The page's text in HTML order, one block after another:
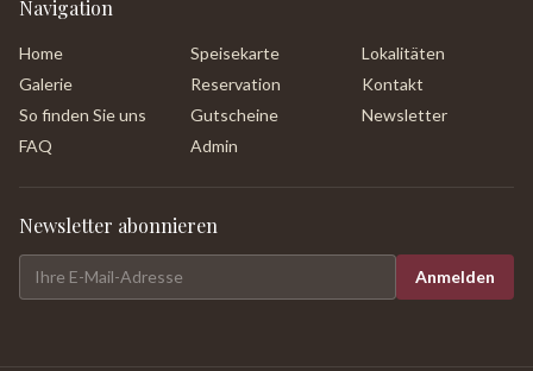
Navigation
Home Speisekarte
Lokalitäten
Galerie
Reservation
Kontakt
So finden Sie uns
Gutscheine
Newsletter
FAQ
Admin
Newsletter abonnieren
Anmelden